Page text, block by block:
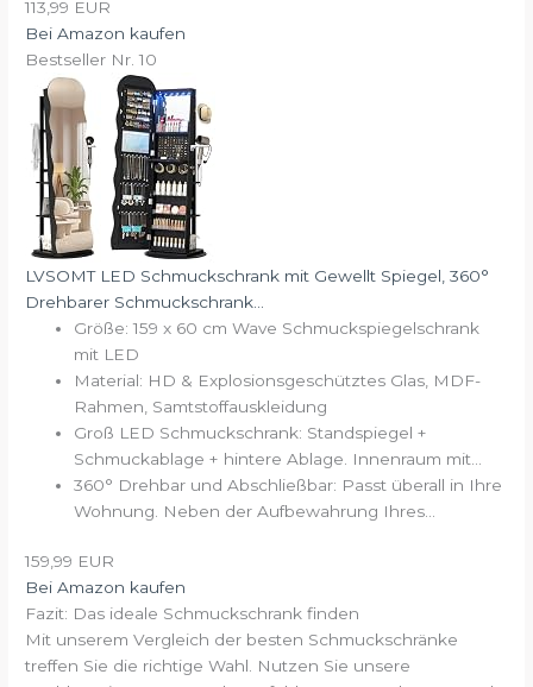
113,99 EUR
Bei Amazon kaufen
Bestseller Nr. 10
LVSOMT LED Schmuckschrank mit Gewellt Spiegel, 360°
Drehbarer Schmuckschrank...
Größe: 159 x 60 cm Wave Schmuckspiegelschrank
mit LED
Material: HD & Explosionsgeschütztes Glas, MDF-
Rahmen, Samtstoffauskleidung
Groß LED Schmuckschrank: Standspiegel +
Schmuckablage + hintere Ablage. Innenraum mit...
360° Drehbar und Abschließbar: Passt überall in Ihre
Wohnung. Neben der Aufbewahrung Ihres...
159,99 EUR
Bei Amazon kaufen
Fazit: Das ideale Schmuckschrank finden
Mit unserem Vergleich der besten Schmuckschränke
treffen Sie die richtige Wahl. Nutzen Sie unsere